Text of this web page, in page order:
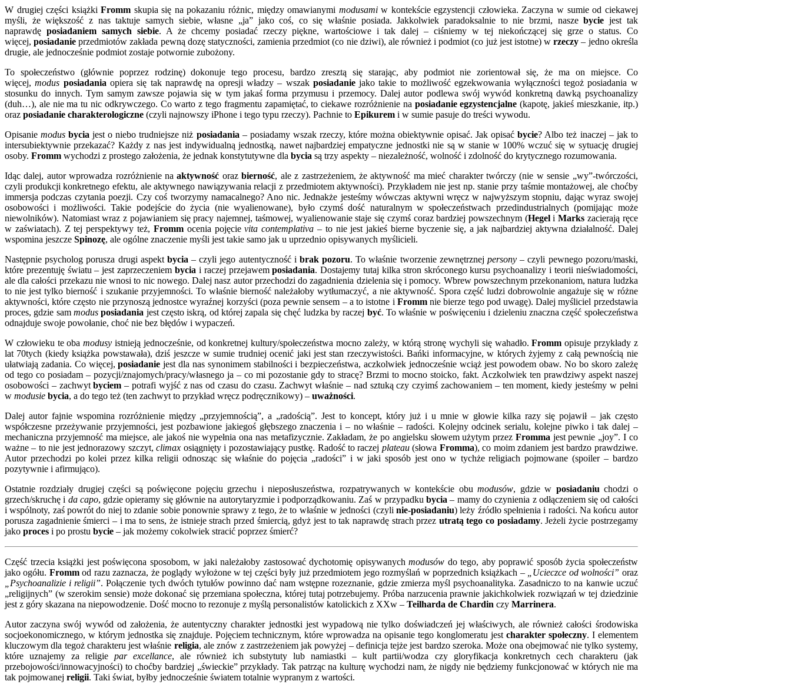
W drugiej części książkiFromm skupia się na pokazaniu różnic, między omawianymi modusamiw kontekście egzystencji człowieka. Zaczyna w sumie od ciekawej
myśli, że większość z nas taktuje samych siebie, własne „ja” jako coś, co się właśnie posiada. Jakkolwiek paradoksalnie to nie brzmi, naszebyciejest tak
naprawdę posiadaniem samych siebie. A że chcemy posiadać rzeczy piękne, wartościowe i tak dalej – ciśniemy w tej niekończącej się grze o status. Co
więcej,posiadanieprzedmiotów zakłada pewną dozę statyczności, zamienia przedmiot (co nie dziwi), ale również i podmiot (co już jest istotne) wrzeczy – jedno określa
drugie, ale jednocześnie podmiot zostaje potwornie zubożony.
To społeczeństwo (głównie poprzez rodzinę) dokonuje tego procesu, bardzo zresztą się starając, aby podmiot nie zorientował się, że ma on miejsce. Co
więcej,modus posiadania opiera się tak naprawdę na opresji władzy – wszak posiadaniejako takie to możliwość egzekwowania wyłączności tegoż posiadania w
stosunku do innych. Tym samym zawsze pojawia się w tym jakaś forma przymusu i przemocy. Dalej autor podlewa swój wywód konkretną dawką psychoanalizy
(duh…), ale nie ma tu nic odkrywczego. Co warto z tego fragmentu zapamiętać, to ciekawe rozróżnienie na posiadanie egzystencjalne(kapotę, jakieś mieszkanie, itp.)
oraz posiadanie charakterologiczne (czyli najnowszy iPhone i tego typu rzeczy). Pachnie to Epikurem i w sumie pasuje do treści wywodu.
Opisaniemodusbyciajest o niebo trudniejsze niż posiadania – posiadamy wszak rzeczy, które można obiektywnie opisać. Jak opisaćbycie? Albo też inaczej – jak to
intersubiektywnie przekazać? Każdy z nas jest indywidualną jednostką, nawet najbardziej empatyczne jednostki nie są w stanie w 100% wczuć się w sytuację drugiej
osoby. Fromm wychodzi z prostego założenia, że jednak konstytutywne dla bycia są trzy aspekty – niezależność, wolność i zdolność do krytycznego rozumowania.
Idąc dalej, autor wprowadza rozróżnienie naaktywność orazbierność, ale z zastrzeżeniem, że aktywność ma mieć charakter twórczy (nie w sensie „wy”-twórczości,
czyli produkcji konkretnego efektu, ale aktywnego nawiązywania relacji z przedmiotem aktywności). Przykładem nie jest np. stanie przy taśmie montażowej, ale choćby
immersja podczas czytania poezji. Czy coś tworzymy namacalnego? Ano nic. Jednakże jesteśmy wówczas aktywni wręcz w najwyższym stopniu, dając wyraz swojej
osobowości i możliwości. Takie podejście do życia (nie wyalienowane), było czymś dość naturalnym w społeczeństwach przedindustrialnych (pomijając może
niewolników). Natomiast wraz z pojawianiem się pracy najemnej, taśmowej, wyalienowanie staje się czymś coraz bardziej powszechnym (HegeliMarks zacierają ręce
w zaświatach). Z tej perspektywy też, Fromm ocenia pojęcievita contemplativa– to nie jest jakieś bierne byczenie się, a jak najbardziej aktywna działalność. Dalej
wspomina jeszcze Spinozę, ale ogólne znaczenie myśli jest takie samo jak u uprzednio opisywanych myślicieli.
Następnie psycholog porusza drugi aspekt bycia– czyli jego autentyczność i brak pozoru. To właśnie tworzenie zewnętrznej persony – czyli pewnego pozoru/maski,
które prezentuję światu – jest zaprzeczeniem bycia i raczej przejawemposiadania. Dostajemy tutaj kilka stron skróconego kursu psychoanalizy i teorii nieświadomości,
ale dla całości przekazu nie wnosi to nic nowego. Dalej nasz autor przechodzi do zagadnienia dzielenia się i pomocy. Wbrew powszechnym przekonaniom, natura ludzka
to nie jest tylko bierność i szukanie przyjemności. To właśnie bierność należałoby wytłumaczyć, a nie aktywność. Spora część ludzi dobrowolnie angażuje się w różne
aktywności, które często nie przynoszą jednostce wyraźnej korzyści (poza pewnie sensem – a to istotne i Frommnie bierze tego pod uwagę). Dalej myśliciel przedstawia
proces, gdzie sammodusposiadania jest często iskrą, od której zapala się chęć ludzka by raczej być. To właśnie w poświęceniu i dzieleniu znaczna część społeczeństwa
odnajduje swoje powołanie, choć nie bez błędów i wypaczeń.
W człowieku te obamodusy istnieją jednocześnie, od konkretnej kultury/społeczeństwa mocno zależy, w którą stronę wychyli się wahadło.Frommopisuje przykłady z
lat 70tych (kiedy książka powstawała), dziś jeszcze w sumie trudniej ocenić jaki jest stan rzeczywistości. Bańki informacyjne, w których żyjemy z całą pewnością nie
ułatwiają zadania. Co więcej,posiadaniejest dla nas synonimem stabilności i bezpieczeństwa, aczkolwiek jednocześnie wciąż jest powodem obaw. No bo skoro zależę
od tego co posiadam – pozycji/znajomych/pracy/własnego ja – co mi pozostanie gdy to stracę? Brzmi to mocno stoicko, fakt. Aczkolwiek ten prawdziwy aspekt naszej
osobowości – zachwytbyciem– potrafi wyjść z nas od czasu do czasu. Zachwyt właśnie – nad sztuką czy czyimś zachowaniem – ten moment, kiedy jesteśmy w pełni
w modusie bycia, a do tego też (ten zachwyt to przykład wręcz podręcznikowy) – uważności.
Dalej autor fajnie wspomina rozróżnienie między „przyjemnością”, a „radością”. Jest to koncept, który już i u mnie w głowie kilka razy się pojawił – jak często
współczesne przeżywanie przyjemności, jest pozbawione jakiegoś głębszego znaczenia i – no właśnie – radości. Kolejny odcinek serialu, kolejne piwko i tak dalej –
mechaniczna przyjemność ma miejsce, ale jakoś nie wypełnia ona nas metafizycznie. Zakładam, że po angielsku słowem użytym przez Fromma jest pewnie „joy”. I co
ważne – to nie jest jednorazowy szczyt,climax osiągnięty i pozostawiający pustkę. Radość to raczej plateau(słowa Fromma), co moim zdaniem jest bardzo prawdziwe.
Autor przechodzi po kolei przez kilka religii odnosząc się właśnie do pojęcia „radości” i w jaki sposób jest ono w tychże religiach pojmowane (spoiler – bardzo
pozytywnie i afirmująco).
Ostatnie rozdziały drugiej części są poświęcone pojęciu grzechu i nieposłuszeństwa, rozpatrywanych w kontekście obumodusów, gdzie w posiadaniuchodzi o
grzech/skruchę i da capo, gdzie opieramy się głównie na autorytaryzmie i podporządkowaniu. Zaś w przypadkubycia– mamy do czynienia z odłączeniem się od całości
i wspólnoty, zaś powrót do niej to zdanie sobie ponownie sprawy z tego, że to właśnie w jedności (czylinie-posiadaniu) leży źródło spełnienia i radości. Na końcu autor
porusza zagadnienie śmierci – i ma to sens, że istnieje strach przed śmiercią, gdyż jest to tak naprawdę strach przez utratą tego co posiadamy. Jeżeli życie postrzegamy
jako proces i po prostu bycie – jak możemy cokolwiek stracić poprzez śmierć?
Część trzecia książki jest poświęcona sposobom, w jaki należałoby zastosować dychotomię opisywanychmodusów do tego, aby poprawić sposób życia społeczeństw
jako ogółu. Frommod razu zaznacza, że poglądy wyłożone w tej części były już przedmiotem jego rozmyślań w poprzednich książkach – „Ucieczce od wolności” oraz
„Psychoanalizie i religii”. Połączenie tych dwóch tytułów powinno dać nam wstępne rozeznanie, gdzie zmierza myśl psychoanalityka. Zasadniczo to na kanwie uczuć
„religijnych” (w szerokim sensie) może dokonać się przemiana społeczna, której tutaj potrzebujemy. Próba narzucenia prawnie jakichkolwiek rozwiązań w tej dziedzinie
jest z góry skazana na niepowodzenie. Dość mocno to rezonuje z myślą personalistów katolickich z XXw – Teilharda de Chardin czy Marrinera.
Autor zaczyna swój wywód od założenia, że autentyczny charakter jednostki jest wypadową nie tylko doświadczeń jej właściwych, ale również całości środowiska
socjoekonomicznego, w którym jednostka się znajduje. Pojęciem technicznym, które wprowadza na opisanie tego konglomeratu jest charakter społeczny. I elementem
kluczowym dla tegoż charakteru jest właśnie religia, ale znów z zastrzeżeniem jak powyżej – definicja tejże jest bardzo szeroka. Może ona obejmować nie tylko systemy,
które uznajemy za religiepar excellance, ale również ich substytuty lub namiastki – kult partii/wodza czy gloryfikacja konkretnych cech charakteru (jak
przebojowości/innowacyjności) to choćby bardziej „świeckie” przykłady. Tak patrząc na kulturę wychodzi nam, że nigdy nie będziemy funkcjonować w których nie ma
tak pojmowanej religii. Taki świat, byłby jednocześnie światem totalnie wypranym z wartości.